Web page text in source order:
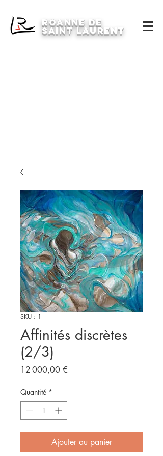
Roanne de
saint laurent
SKU : 1
Affinités discrètes
(2/3)
12 000,00 €
Quantité *
Ajouter au panier